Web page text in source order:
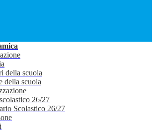
della scuola
della scuola
26/27
Scolastico 26/27